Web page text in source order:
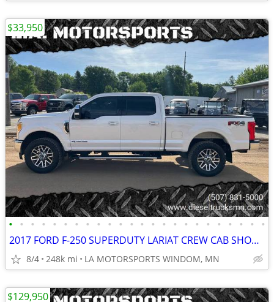
• • • • • • • • • • • • • • • • • • • • • • • •
2017 FORD F-250 SUPERDUTY LARIAT CREW CAB SHORT BOX 6.7 POWERSTROKE
8/4 248k mi LA MOTORSPORTS WINDOM, MN
$33,950
$129,950